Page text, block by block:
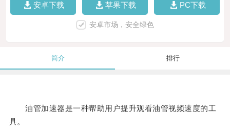
安卓下载 苹果下载 PC下载
安卓市场，安全绿色
简介 排行
油管加速器是一种帮助用户提升观看油管视频速度的工
具。